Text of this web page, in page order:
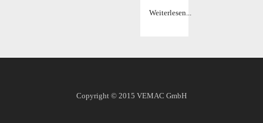
Weiterlesen...
Copyright © 2015 VEMAC GmbH